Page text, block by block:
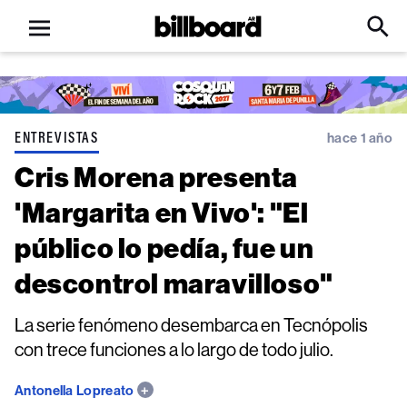
Open
menu
Billboard
Click
Input
ENTREVISTAS hace 1 año
Cris Morena presenta
'Margarita en Vivo': "El
público lo pedía, fue un
descontrol maravilloso"
La serie fenómeno desembarca en Tecnópolis
con trece funciones a lo largo de todo julio.
Antonella Lopreato